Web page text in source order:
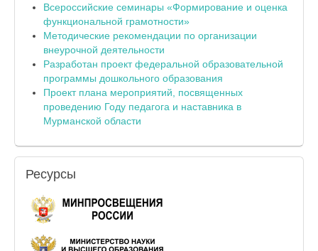
Всероссийские семинары «Формирование и оценка
функциональной грамотности»
Методические рекомендации по организации
внеурочной деятельности
Разработан проект федеральной образовательной
программы дошкольного образования
Проект плана мероприятий, посвященных
проведению Году педагога и наставника в
Мурманской области
Ресурсы